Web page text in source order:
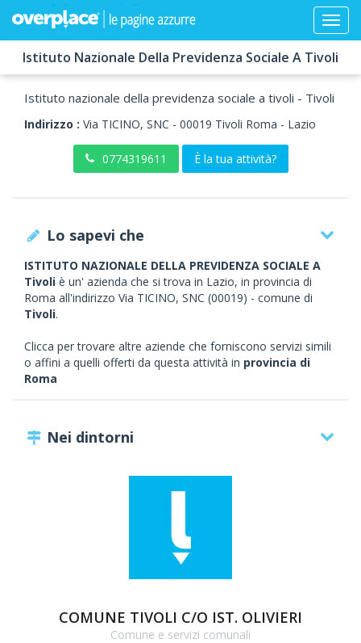
Istituto Nazionale Della Previdenza Sociale A Tivoli
Istituto nazionale della previdenza sociale a tivoli - Tivoli
Indirizzo : Via TICINO, SNC - 00019 Tivoli Roma - Lazio
0774319611 È la tua attività?
Lo sapevi che
ISTITUTO NAZIONALE DELLA PREVIDENZA SOCIALE A
Tivoli è un' azienda che si trova in Lazio, in provincia di
Roma all'indirizzo Via TICINO, SNC (00019) - comune di
Tivoli.
Clicca per trovare altre aziende che forniscono servizi simili
o affini a quelli offerti da questa attività in provincia di
Roma
Nei dintorni
COMUNE TIVOLI C/O IST. OLIVIERI
Comune e servizi comunali